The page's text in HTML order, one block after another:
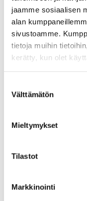
jaamme sosiaalisen
alan
sivustoamme.
tietoja muihin
kerätty, kun olet
valinta
Välttämätön
Mieltymykset
Tilastot
Markkinointi
Lisätietoa
verkkosivulta.
Hanketta rahoitti
osa ministeriön
vähentämään maa-